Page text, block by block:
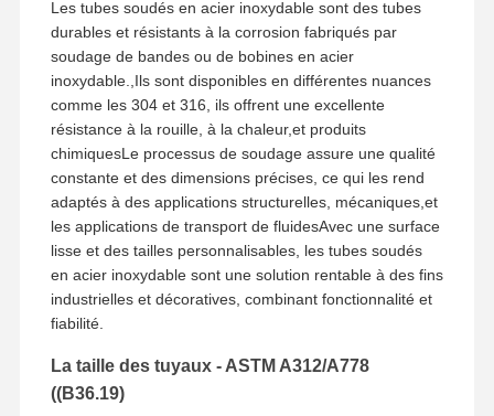
Tuyaux sans couture d'acier inoxydable
Garnitures de tuyau sanitaire d'acier inoxydable
Tuyaux soudés d'acier inoxydable
Feuille de bobine d'acier inoxydable
Les tubes soudés en acier inoxydable sont des tubes
durables et résistants à la corrosion fabriqués par
soudage de bandes ou de bobines en acier
inoxydable.,Ils sont disponibles en différentes nuances
comme les 304 et 316, ils offrent une excellente
résistance à la rouille, à la chaleur,et produits
chimiquesLe processus de soudage assure une qualité
constante et des dimensions précises, ce qui les rend
adaptés à des applications structurelles, mécaniques,et
les applications de transport de fluidesAvec une surface
lisse et des tailles personnalisables, les tubes soudés
en acier inoxydable sont une solution rentable à des fins
industrielles et décoratives, combinant fonctionnalité et
fiabilité.
La taille des tuyaux - ASTM A312/A778
((B36.19)